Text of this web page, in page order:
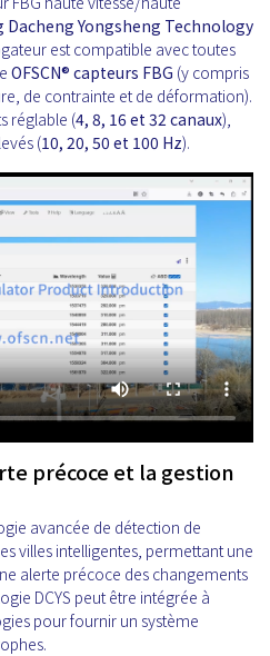
Dacheng Yongsheng Technology
est compatible avec toutes
OFSCN® capteurs FBG (y compris
de contrainte et de déformation).
réglable (4, 8, 16 et 32 canaux),
(10, 20, 50 et 100 Hz).
précoce et la gestion
avancée de détection de
villes intelligentes, permettant une
alerte précoce des changements
DCYS peut être intégrée à
pour fournir un système